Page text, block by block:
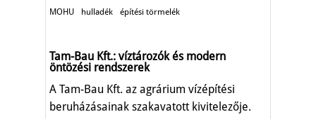
MOHU hulladék építési törmelék
Tam-Bau Kft.: víztározók és modern
öntözési rendszerek
A Tam-Bau Kft. az agrárium vízépítési
beruházásainak szakavatott kivitelezője.